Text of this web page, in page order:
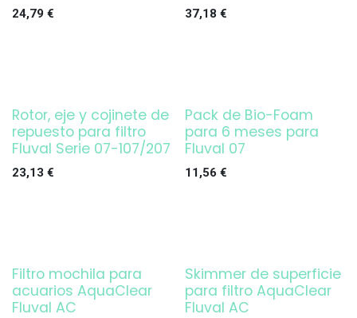
24,79 € 37,18 €
Rotor, eje y cojinete de
repuesto para filtro
Fluval Serie 07-107/207
23,13 €
Pack de Bio-Foam
para 6 meses para
Fluval 07
11,56 €
¡OFERTA!
Filtro mochila para
acuarios AquaClear
Fluval AC
Skimmer de superficie
para filtro AquaClear
Fluval AC